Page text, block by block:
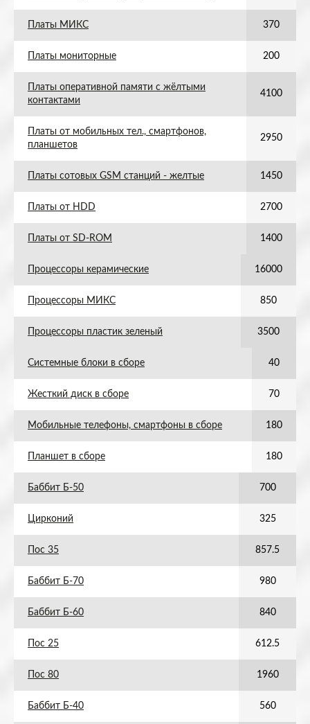
Платы МИКС 370
Платы мониторные 200
Платы оперативной памяти с жёлтыми
контактами
4100
Платы от мобильных тел., смартфонов,
планшетов
2950
Платы сотовых GSM станций - желтые 1450
Платы от HDD 2700
Платы от SD-ROM 1400
Процессоры керамические 16000
Процессоры МИКС 850
Процессоры пластик зеленый 3500
Системные блоки в сборе 40
Жесткий диск в сборе 70
Мобильные телефоны, смартфоны в сборе 180
Планшет в сборе 180
Баббит Б-50 700
Цирконий 325
Пос 35 857.5
Баббит Б-70 980
Баббит Б-60 840
Пос 25 612.5
Пос 80 1960
Баббит Б-40 560